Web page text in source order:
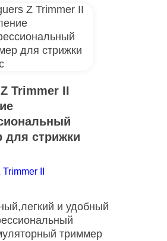
Trimmer II
для стрижки
Trimmer II
и удобный
триммер